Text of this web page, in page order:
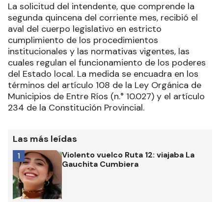
La solicitud del intendente, que comprende la
segunda quincena del corriente mes, recibió el
aval del cuerpo legislativo en estricto
cumplimiento de los procedimientos
institucionales y las normativas vigentes, las
cuales regulan el funcionamiento de los poderes
del Estado local. La medida se encuadra en los
términos del artículo 108 de la Ley Orgánica de
Municipios de Entre Ríos (n.° 10.027) y el artículo
234 de la Constitución Provincial.
Las más leídas
Violento vuelco Ruta 12: viajaba La
Gauchita Cumbiera
1